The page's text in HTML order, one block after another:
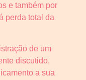
e também por
perda total da
de um
discutido,
a sua